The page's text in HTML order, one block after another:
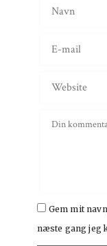
Gem mit
næste gang jeg